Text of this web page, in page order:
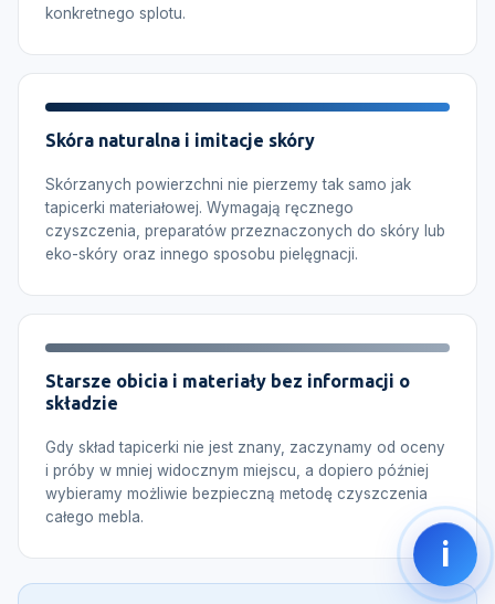
konkretnego splotu.
Skóra naturalna i imitacje skóry
Skórzanych powierzchni nie pierzemy tak samo jak
tapicerki materiałowej. Wymagają ręcznego
czyszczenia, preparatów przeznaczonych do skóry lub
eko-skóry oraz innego sposobu pielęgnacji.
Starsze obicia i materiały bez informacji o
składzie
Gdy skład tapicerki nie jest znany, zaczynamy od oceny
i próby w mniej widocznym miejscu, a dopiero później
wybieramy możliwie bezpieczną metodę czyszczenia
całego mebla.
i